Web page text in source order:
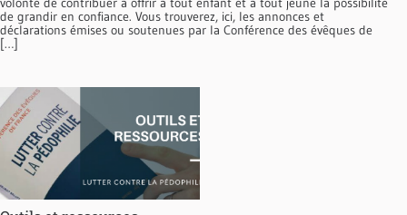
de grandir en confiance. Vous trouverez, ici, les annonces et
déclarations émises ou soutenues par la Conférence des évêques de
[…]